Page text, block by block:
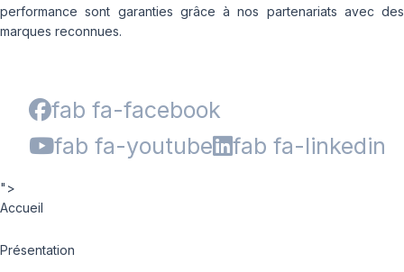
performance sont garanties grâce à nos partenariats avec des
marques reconnues.
fab fa-facebook
fab fa-youtube
fab fa-linkedin
">
Accueil
Présentation